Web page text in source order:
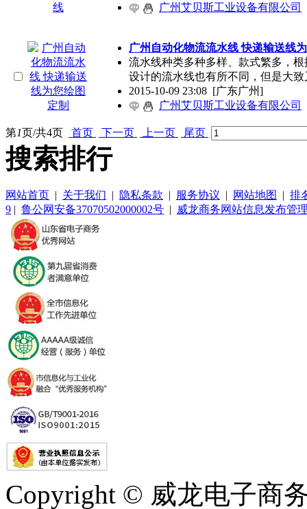
广州艾贝斯工业设备有限公司
广州自动化物流流水线 快递输送线
流水线种类多种多样、款式繁多，
设计的流水线也有所不同，但是大致
2015-10-09 23:08 [广东广州]
广州艾贝斯工业设备有限公司
第1页/共4页 首页 下一页 上一页 尾页
搜索排行
网站首页 | 关于我们 | 隐私条款 | 服务协议 | 网站地图 | 排
9 | 鲁公网安备37070502000002号 | 威龙商务网站信息发布管
Copyright © 威龙电子商